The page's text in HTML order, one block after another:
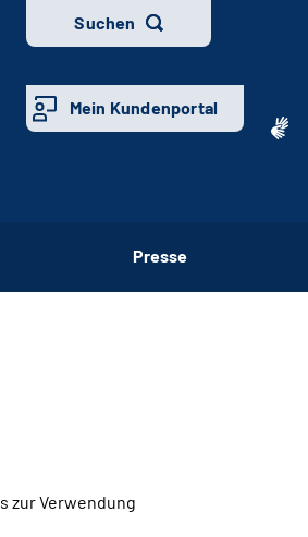
Suchen
Mein Kundenportal
Presse
zur Verwendung